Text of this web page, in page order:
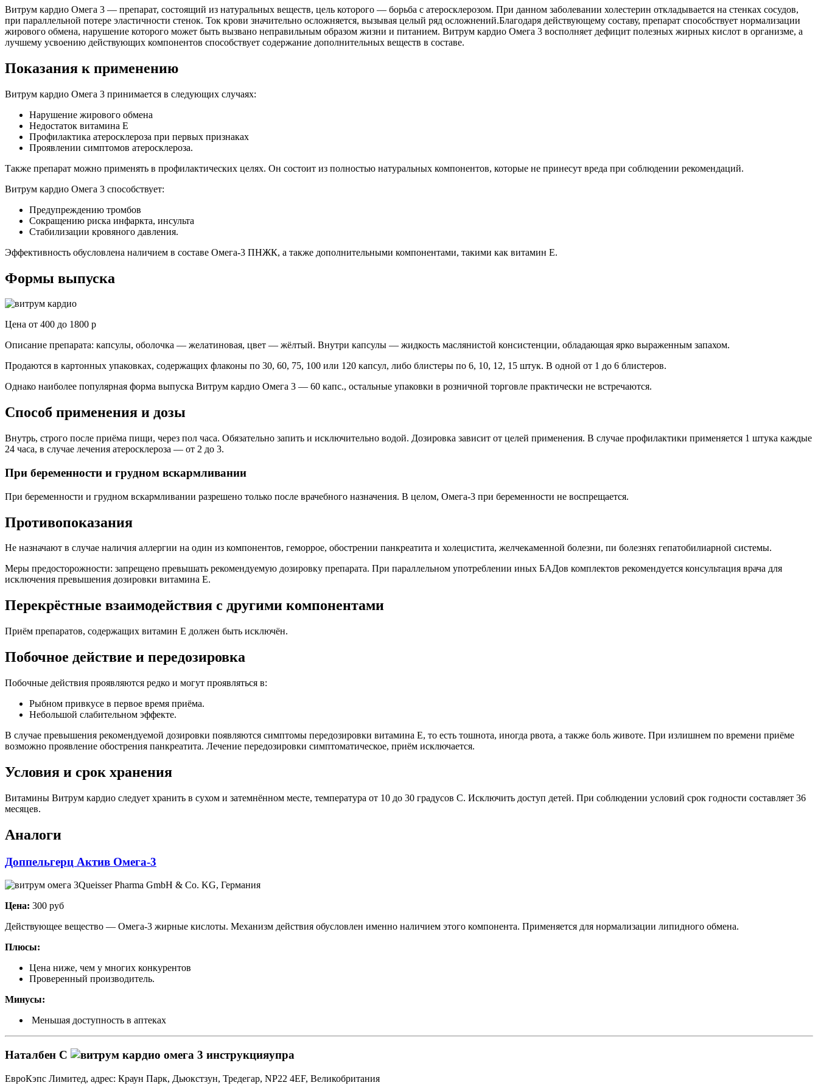
Витрум кардио Омега 3 — препарат, состоящий из натуральных веществ, цель которого — борьба с атеросклерозом. При данном заболевании холестерин откладывается на стенках сосудов,
при параллельной потере эластичности стенок. Ток крови значительно осложняется, вызывая целый ряд осложнений.Благодаря действующему составу, препарат способствует нормализации
жирового обмена, нарушение которого может быть вызвано неправильным образом жизни и питанием. Витрум кардио Омега 3 восполняет дефицит полезных жирных кислот в организме, а
лучшему усвоению действующих компонентов способствует содержание дополнительных веществ в составе.
Показания к применению
Витрум кардио Омега 3 принимается в следующих случаях:
Нарушение жирового обмена
Недостаток витамина Е
Профилактика атеросклероза при первых признаках
Проявлении симптомов атеросклероза.
Также препарат можно применять в профилактических целях. Он состоит из полностью натуральных компонентов, которые не принесут вреда при соблюдении рекомендаций.
Витрум кардио Омега 3 способствует:
Предупреждению тромбов
Сокращению риска инфаркта, инсульта
Стабилизации кровяного давления.
Эффективность обусловлена наличием в составе Омега-3 ПНЖК, а также дополнительными компонентами, такими как витамин Е.
Формы выпуска
Цена от 400 до 1800 р
Описание препарата: капсулы, оболочка — желатиновая, цвет — жёлтый. Внутри капсулы — жидкость маслянистой консистенции, обладающая ярко выраженным запахом.
Продаются в картонных упаковках, содержащих флаконы по 30, 60, 75, 100 или 120 капсул, либо блистеры по 6, 10, 12, 15 штук. В одной от 1 до 6 блистеров.
Однако наиболее популярная форма выпуска Витрум кардио Омега 3 — 60 капс., остальные упаковки в розничной торговле практически не встречаются.
Способ применения и дозы
Внутрь, строго после приёма пищи, через пол часа. Обязательно запить и исключительно водой. Дозировка зависит от целей применения. В случае профилактики применяется 1 штука каждые
24 часа, в случае лечения атеросклероза — от 2 до 3.
При беременности и грудном вскармливании
При беременности и грудном вскармливании разрешено только после врачебного назначения. В целом, Омега-3 при беременности не воспрещается.
Противопоказания
Не назначают в случае наличия аллергии на один из компонентов, геморрое, обострении панкреатита и холецистита, желчекаменной болезни, пи болезнях гепатобилиарной системы.
Меры предосторожности: запрещено превышать рекомендуемую дозировку препарата. При параллельном употреблении иных БАДов комплектов рекомендуется консультация врача для
исключения превышения дозировки витамина Е.
Перекрёстные взаимодействия с другими компонентами
Приём препаратов, содержащих витамин Е должен быть исключён.
Побочное действие и передозировка
Побочные действия проявляются редко и могут проявляться в:
Рыбном привкусе в первое время приёма.
Небольшой слабительном эффекте.
В случае превышения рекомендуемой дозировки появляются симптомы передозировки витамина Е, то есть тошнота, иногда рвота, а также боль животе. При излишнем по времени приёме
возможно проявление обострения панкреатита. Лечение передозировки симптоматическое, приём исключается.
Условия и срок хранения
Витамины Витрум кардио следует хранить в сухом и затемнённом месте, температура от 10 до 30 градусов С. Исключить доступ детей. При соблюдении условий срок годности составляет 36
месяцев.
Аналоги
Доппельгерц Актив Омега-3
Queisser Pharma GmbH & Co. KG, Германия
Цена: 300 руб
Действующее вещество — Омега-3 жирные кислоты. Механизм действия обусловлен именно наличием этого компонента. Применяется для нормализации липидного обмена.
Плюсы:
Цена ниже, чем у многих конкурентов
Проверенный производитель.
Минусы:
Меньшая доступность в аптеках
Наталбен С упра
ЕвроКэпс Лимитед, адрес: Краун Парк, Дьюкстзун, Тредегар, NP22 4EF, Великобритания